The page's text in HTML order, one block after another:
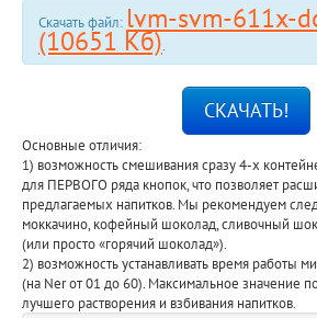
Скачать файл: lvm-svm-611x-
(10651 Кб).
СКАЧАТЬ!
Основные отличия:
1) возможность смешивания сразу 4-х
для ПЕРВОГО ряда кнопок, что позволяет
предлагаемых напитков. Мы рекомендуем
моккачино, кофейный шоколад, сливочный
(или просто «горячий шоколад»).
2) возможность устанавливать время работы
(на Ner от 01 до 60). Максимальное значение
лучшего растворения и взбивания напитков.